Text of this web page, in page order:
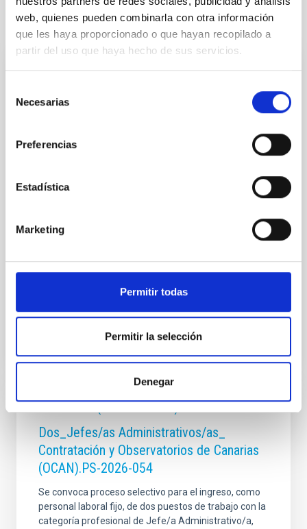
web, quienes pueden combinarla con otra información
que les haya proporcionado o que hayan recopilado a
partir del uso que haya hecho de sus servicios.
Necesarias
Preferencias
Estadística
Marketing
Permitir todas
Permitir la selección
Denegar
It may interest you
Cinco Contratos-Administrativos/as_Fijo
Se convoca proceso selectivo para cubrir cinco
libre y que tendrá, entre otras, las siguientes
acciones de mejora continua para su optimización.
Dos_Jefes/as Administrativos/as_
Contratación y Observatorios de Canarias
(OCAN).PS-2026-054
Se convoca proceso selectivo para el ingreso, como
personal laboral fijo, de dos puestos de trabajo con la
categoría profesional de Jefe/a Administrativo/a,